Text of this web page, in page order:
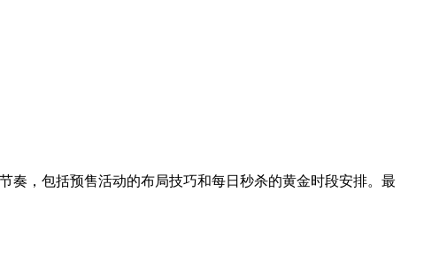
奏，包括预售活动的布局技巧和每日秒杀的黄金时段安排。最